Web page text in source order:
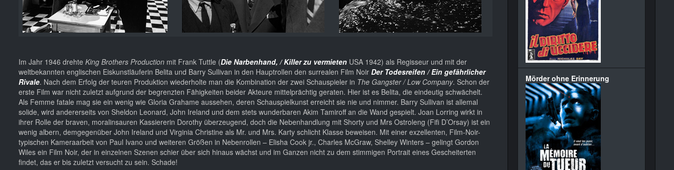
Im Jahr 1946 drehte King Brothers Production mit Frank Tuttle (Die Narbenhand, / Killer zu vermieten USA 1942) als Regisseur und mit der
weltbekannten englischen Eiskunstläuferin Belita und Barry Sullivan in den Hauptrollen den surrealen Film Noir Der Todesreifen / Ein gefährlicher
Rivale. Nach dem Erfolg der teuren Produktion wiederholte man die Kombination der zwei Schauspieler in The Gangster / Low Company. Schon der
erste Film war nicht zuletzt aufgrund der begrenzten Fähigkeiten beider Akteure mittelprächtig geraten. Hier ist es Belita, die eindeutig schwächelt.
Als Femme fatale mag sie ein wenig wie Gloria Grahame aussehen, deren Schauspielkunst erreicht sie nie und nimmer. Barry Sullivan ist allemal
solide, wird andererseits von Sheldon Leonard, John Ireland und dem stets wunderbaren Akim Tamiroff an die Wand gespielt. Joan Lorring wirkt in
ihrer Rolle der braven, moralinsauren Kassiererin Dorothy überzeugend, doch die Nebenhandlung mit Shorty und Mrs Ostroleng (Fifi D’Orsay) ist ein
wenig albern, demgegenüber John Ireland und Virginia Christine als Mr. und Mrs. Karty schlicht Klasse beweisen. Mit einer exzellenten, Film-Noir-
typischen Kameraarbeit von Paul Ivano und weiteren Größen in Nebenrollen – Elisha Cook jr., Charles McGraw, Shelley Winters – gelingt Gordon
Wiles ein Film Noir, der in einzelnen Szenen schier über sich hinaus wächst und im Ganzen nicht zu dem stimmigen Portrait eines Gescheiterten
findet, das er bis zuletzt versucht zu sein. Schade!
Mörder ohne Erinnerung